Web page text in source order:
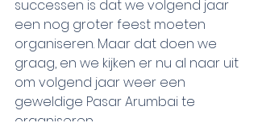
successen is dat we volgend jaar
een nog groter feest moeten
organiseren. Maar dat doen we
graag, en we kijken er nu al naar uit
om volgend jaar weer een
geweldige Pasar Arumbai te
organiseren.